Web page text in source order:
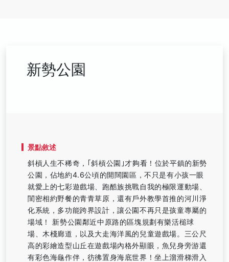
新勢公園
景點敘述
斜槓人生不稀奇，｢斜槓公園｣才夠看！位於平鎮的新勢
公園，佔地約4.6公頃的開闊園區，不只是有小孩一眼
就愛上的七彩遊戲場、跑酷族挑戰自我的極限運動場、
閨密相約野餐的青青草原，還有戶外教學首推的河川淨
化系統，多功能跨界設計，讓公園不再只是孩童專屬的
場域！ 新勢公園鄰近中原路的區塊規劃有樂活槌球
場、木棧廊道，以及大走海洋風的兒童遊戲場。三公尺
高的彩繪造型山丘在遊戲場內格外顯眼，魚兒身旁游還
有彩色海龜作伴，彷彿置身海底世界！坐上溜滑梯滑入